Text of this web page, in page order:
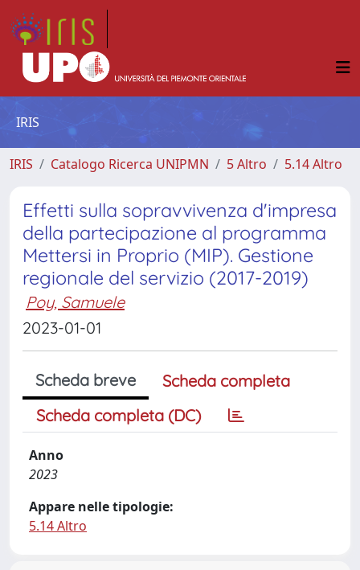
IRIS
IRIS Catalogo Ricerca UNIPMN 5 Altro 5.14 Altro
Effetti sulla sopravvivenza d'impresa
della partecipazione al programma
Mettersi in Proprio (MIP). Gestione
regionale del servizio (2017-2019)
Poy, Samuele
2023-01-01
Scheda breve
Scheda completa
Scheda completa (DC)
Anno
2023
Appare nelle tipologie:
5.14 Altro